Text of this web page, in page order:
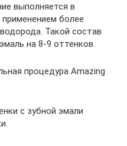
выполняется в
более
Такой состав
на 8-9 оттенков.
процедура Amazing
с зубной эмали